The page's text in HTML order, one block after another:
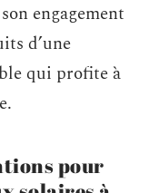
engagement
d’une
qui profite à
pour